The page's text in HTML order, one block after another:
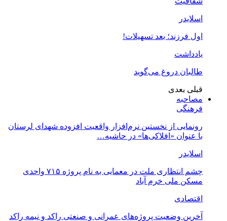
اسلایدر
اول فرزند؛ بعد تسهیلات!
یادداشت
طالبان دروغ می‌گوید
قبلی بعدی
مصاحبه
فرهنگی
رونمایی از نخستین نرم‌افزار واقعیت افزوده شهدای لرستان
با عنوان «افلاکی‌ها» در حاشیه…
اسلایدر
چشم انتظاری ملت در معمایی به نام پروژه ۷۱۵ واحدی
مسکن ملی خرم آباد
اقتصادی
آخرین وضعیت پروژه‌های عمرانی و صنعتی راکد و نیمه راکد